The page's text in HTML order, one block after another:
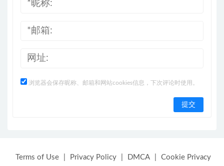
浏览器会保存昵称、邮箱和网站cookies信息，下次评论时使用。
Terms of Use Privacy Policy DMCA Cookie Privacy